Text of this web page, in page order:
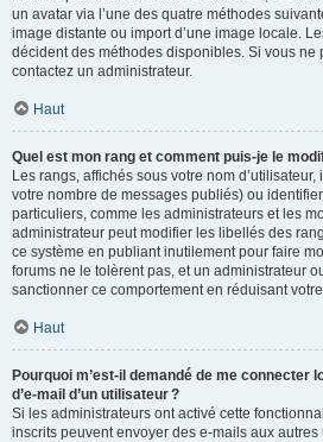
un avatar via l’une des quatre méthodes
image distante ou import d’une image locale.
décident des méthodes disponibles. Si vous ne
contactez un administrateur.
Haut
Quel est mon rang et comment puis-je le
Les rangs, affichés sous votre nom
votre nombre de messages publiés) ou
particuliers, comme les administrateurs et les
administrateur peut modifier les libellés des
ce système en publiant inutilement pour faire
forums ne le tolèrent pas, et un administrateur
sanctionner ce comportement en réduisant
Haut
Pourquoi m’est-il demandé de me connecter
d’e-mail d’un utilisateur ?
Si les administrateurs ont activé cette
inscrits peuvent envoyer des e-mails aux